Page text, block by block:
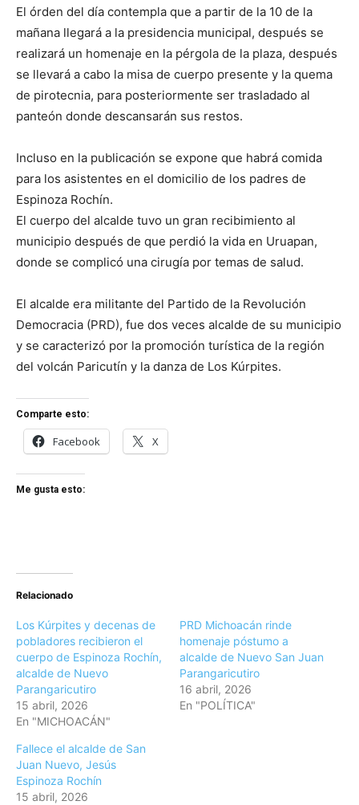
El órden del día contempla que a partir de la 10 de la
mañana llegará a la presidencia municipal, después se
realizará un homenaje en la pérgola de la plaza, después
se llevará a cabo la misa de cuerpo presente y la quema
de pirotecnia, para posteriormente ser trasladado al
panteón donde descansarán sus restos.
Incluso en la publicación se expone que habrá comida
para los asistentes en el domicilio de los padres de
Espinoza Rochín.
El cuerpo del alcalde tuvo un gran recibimiento al
municipio después de que perdió la vida en Uruapan,
donde se complicó una cirugía por temas de salud.
El alcalde era militante del Partido de la Revolución
Democracia (PRD), fue dos veces alcalde de su municipio
y se caracterizó por la promoción turística de la región
del volcán Paricutín y la danza de Los Kúrpites.
Comparte esto:
Facebook X
Me gusta esto:
Relacionado
Los Kúrpites y decenas de
pobladores recibieron el
cuerpo de Espinoza Rochín,
alcalde de Nuevo
Parangaricutiro
15 abril, 2026
En "MICHOACÁN"
PRD Michoacán rinde
homenaje póstumo a
alcalde de Nuevo San Juan
Parangaricutiro
16 abril, 2026
En "POLÍTICA"
Fallece el alcalde de San
Juan Nuevo, Jesús
Espinoza Rochín
15 abril, 2026